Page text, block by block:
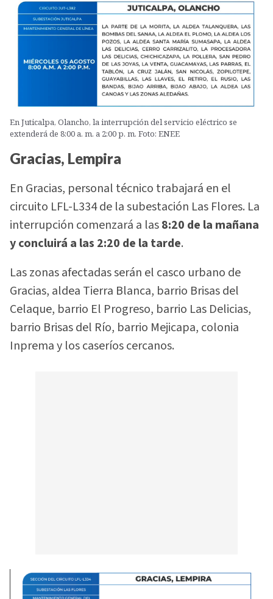
En Juticalpa, Olancho, la interrupción del servicio eléctrico se
extenderá de 8:00 a. m. a 2:00 p. m. Foto: ENEE
Gracias, Lempira
En Gracias, personal técnico trabajará en el
circuito LFL-L334 de la subestación Las Flores. La
interrupción comenzará a las8:20 de la mañana
y concluirá a las 2:20 de la tarde.
Las zonas afectadas serán el casco urbano de
Gracias, aldea Tierra Blanca, barrio Brisas del
Celaque, barrio El Progreso, barrio Las Delicias,
barrio Brisas del Río, barrio Mejicapa, colonia
Inprema y los caseríos cercanos.